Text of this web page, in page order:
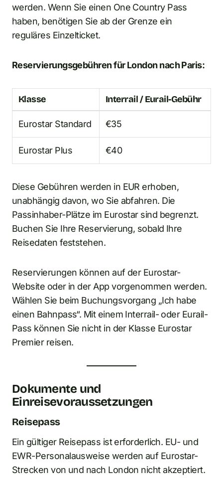
werden. Wenn Sie einen One Country Pass
haben, benötigen Sie ab der Grenze ein
reguläres Einzelticket.
Reservierungsgebühren für London nach Paris:
Klasse Interrail / Eurail-Gebühr
Eurostar Standard €35
Eurostar Plus €40
Diese Gebühren werden in EUR erhoben,
unabhängig davon, wo Sie abfahren. Die
Passinhaber-Plätze im Eurostar sind begrenzt.
Buchen Sie Ihre Reservierung, sobald Ihre
Reisedaten feststehen.
Reservierungen können auf der Eurostar-
Website oder in der App vorgenommen werden.
Wählen Sie beim Buchungsvorgang „Ich habe
einen Bahnpass“. Mit einem Interrail- oder Eurail-
Pass können Sie nicht in der Klasse Eurostar
Premier reisen.
Dokumente und
Einreisevoraussetzungen
Reisepass
Ein gültiger Reisepass ist erforderlich. EU- und
EWR-Personalausweise werden auf Eurostar-
Strecken von und nach London nicht akzeptiert.